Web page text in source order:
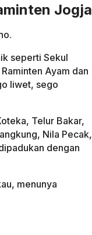
Jogja
seperti Sekul
Ayam dan
liwet, sego
Telur Bakar,
Nila Pecak,
dengan
menunya